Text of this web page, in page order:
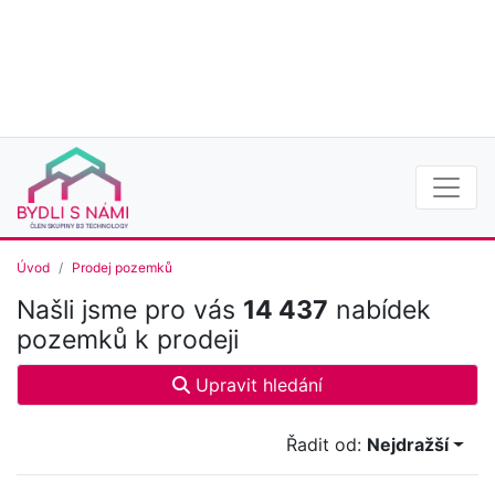
Úvod Prodej pozemků
Našli jsme pro vás 14 437 nabídek
pozemků k prodeji
Upravit hledání
Řadit od: Nejdražší